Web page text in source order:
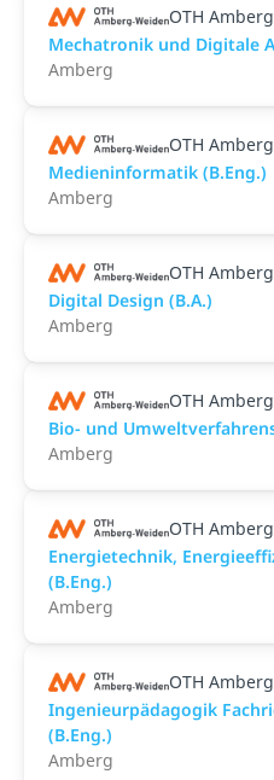
OTH
Mechatronik und Digitale
Amberg
OTH
Medieninformatik (B.Eng.)
Amberg
OTH
Digital Design (B.A.)
Amberg
OTH
Bio- und
Amberg
OTH
Energietechnik,
(B.Eng.)
Amberg
OTH
Ingenieurpädagogik
(B.Eng.)
Amberg